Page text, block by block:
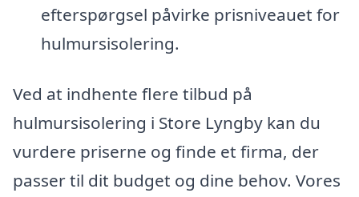
efterspørgsel påvirke prisniveauet for
hulmursisolering.
Ved at indhente flere tilbud på
hulmursisolering i Store Lyngby kan du
vurdere priserne og finde et firma, der
passer til dit budget og dine behov. Vores